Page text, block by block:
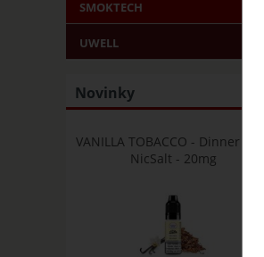
SMOKTECH
UWELL
Novinky
VANILLA TOBACCO - Dinner Lady
NicSalt - 20mg